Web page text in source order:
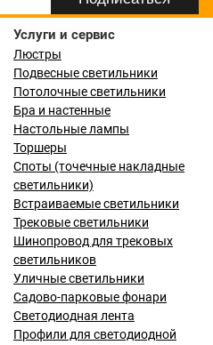
Услуги и сервис
Люстры
Подвесные светильники
Потолочные светильники
Бра и настенные
Настольные лампы
Торшеры
Споты (точечные накладные
светильники)
Встраиваемые светильники
Трековые светильники
Шинопровод для трековых
светильников
Уличные светильники
Садово-парковые фонари
Светодиодная лента
Профили для светодиодной